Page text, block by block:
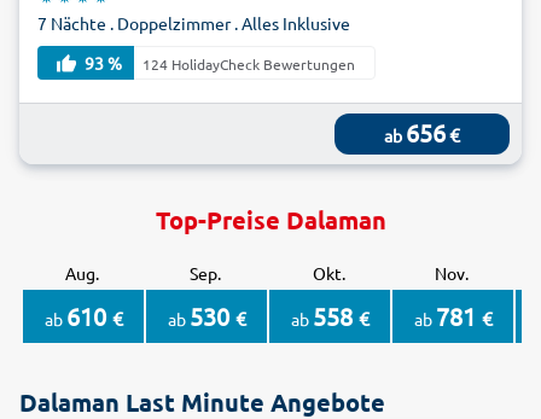
7 Nächte . Doppelzimmer . Alles Inklusive
93 %
124 HolidayCheck Bewertungen
ab 656€
Top-Preise Dalaman
Aug. Sep. Okt. Nov.
ab 610 € ab 530 € ab 558 € ab 781 €
Dalaman Last Minute Angebote